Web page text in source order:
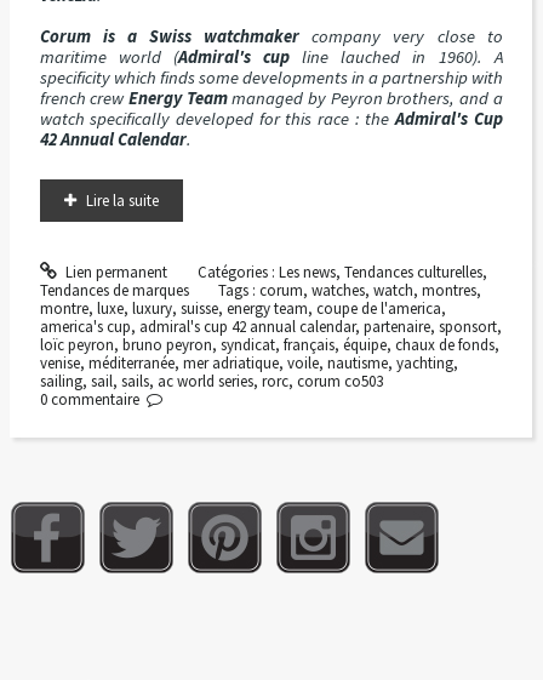
Corum is a Swiss watchmaker company very close to
maritime world (Admiral's cupline lauched in 1960). A
specificity which finds some developments in a partnership with
french crewEnergy Teammanaged by Peyron brothers, and a
watch specifically developed for this race : theAdmiral's Cup
42 Annual Calendar.
Lire la suite
Lien permanent Catégories : Les news, Tendances culturelles,
Tendances de marques
Tags :corum,watches,watch,montres,
montre, luxe, luxury, suisse, energy team, coupe de l'america,
america's cup, admiral's cup 42 annual calendar, partenaire, sponsort,
loïc peyron, bruno peyron, syndicat, français, équipe, chaux de fonds,
venise, méditerranée, mer adriatique, voile, nautisme, yachting,
sailing, sail, sails, ac world series, rorc, corum co503
0 commentaire